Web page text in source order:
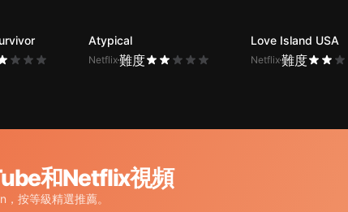
Atypical
Netflix難度
Love Island USA
Netflix難度
和Netflix視頻
按等級精選推薦。